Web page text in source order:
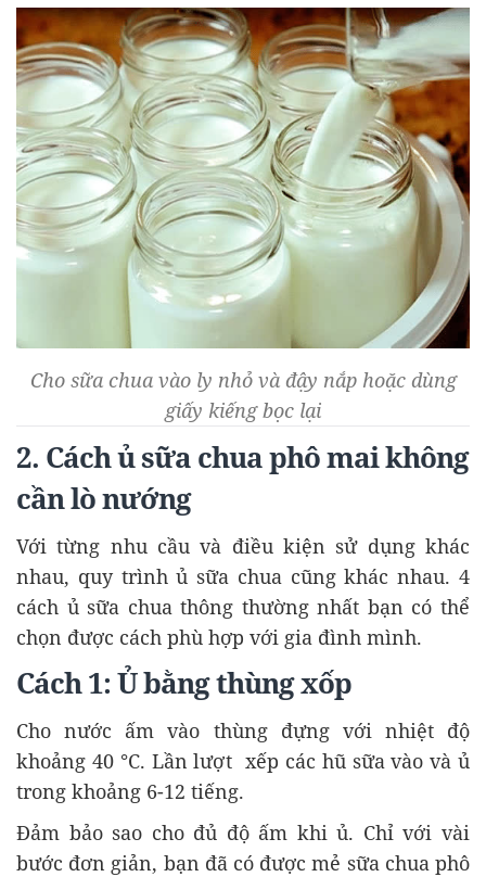
Cho sữa chua vào ly nhỏ và đậy nắp hoặc dùng
giấy kiếng bọc lại
2. Cách ủ sữa chua phô mai không
cần lò nướng
Với từng nhu cầu và điều kiện sử dụng khác
nhau, quy trình ủ sữa chua cũng khác nhau. 4
cách ủ sữa chua thông thường nhất bạn có thể
chọn được cách phù hợp với gia đình mình.
Cách 1: Ủ bằng thùng xốp
Cho nước ấm vào thùng đựng với nhiệt độ
khoảng 40 °C. Lần lượt xếp các hũ sữa vào và ủ
trong khoảng 6-12 tiếng.
Đảm bảo sao cho đủ độ ấm khi ủ. Chỉ với vài
bước đơn giản, bạn đã có được mẻ sữa chua phô